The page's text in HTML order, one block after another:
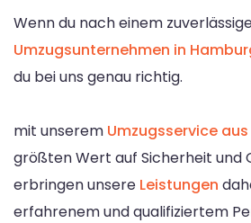
Wenn du nach einem
Umzugsunternehmen in
du bei uns genau richtig.
mit unserem Umzugsservice
größten Wert auf Sicherheit und
erbringen unsere Leistungen
erfahrenem und qualifiziertem